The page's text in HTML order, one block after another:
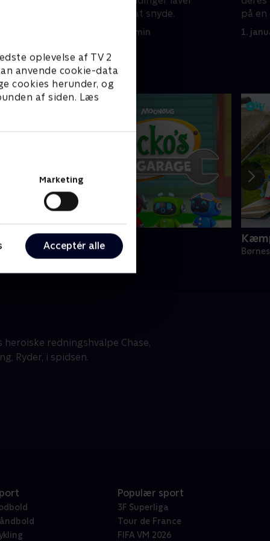
oplevelse af TV 2
anvende cookie-data
cookies herunder, og
af siden. Læs
Marketing
Acceptér alle
robotbukser for at snyde.
1. januar 2023 • 22 min
på
1.
Geckos Garage
• 2 sæsoner
redningshvalpe Chase,
Ryder, i spidsen.
Populær sport
3F Superliga
Tour de France
FIFA VM 2026